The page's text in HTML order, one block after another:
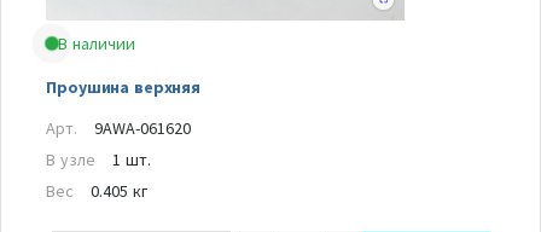
В наличии
Проушина верхняя
Арт.
9AWA-061620
В узле
1 шт.
Вес
0.405 кг